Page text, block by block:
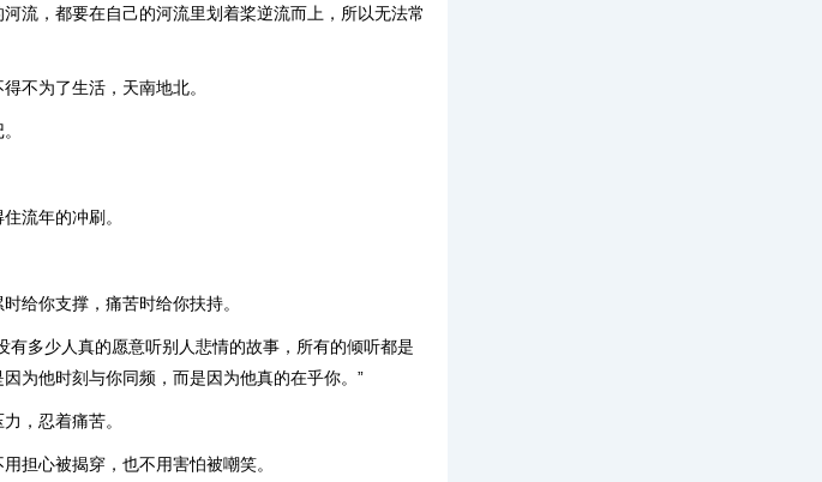
流，都要在自己的河流里划着桨逆流而上，所以无法常
不为了生活，天南地北。
流年的冲刷。
给你支撑，痛苦时给你扶持。
多少人真的愿意听别人悲情的故事，所有的倾听都是
为他时刻与你同频，而是因为他真的在乎你。”
，忍着痛苦。
担心被揭穿，也不用害怕被嘲笑。